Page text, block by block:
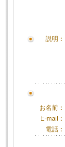
説明：
お名前：
E-mail：
電話：